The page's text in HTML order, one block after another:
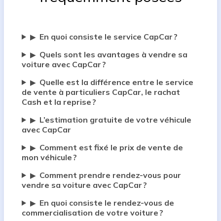
▶ En quoi consiste le service CapCar ?
▶ Quels sont les avantages à vendre sa
voiture avec CapCar ?
▶ Quelle est la différence entre le service
de vente à particuliers CapCar, le rachat
Cash et la reprise ?
▶ L’estimation gratuite de votre véhicule
avec CapCar
▶ Comment est fixé le prix de vente de
mon véhicule ?
▶ Comment prendre rendez-vous pour
vendre sa voiture avec CapCar ?
▶ En quoi consiste le rendez-vous de
commercialisation de votre voiture ?